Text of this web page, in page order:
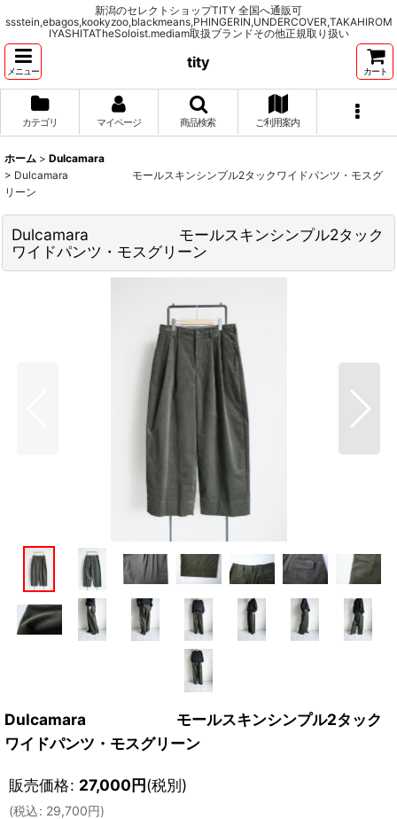
新潟のセレクトショップTITY 全国へ通販可
ssstein,ebagos,kookyzoo,blackmeans,PHINGERIN,UNDERCOVER,TAKAHIROM
IYASHITATheSoloist.mediam取扱ブランドその他正規取り扱い
メニュー
tity
カート
カテゴリ マイページ 商品検索 ご利用案内
ホーム > Dulcamara
> Dulcamara モールスキンシンプル2タックワイドパンツ・モスグ
リーン
Dulcamara モールスキンシンプル2タック
ワイドパンツ・モスグリーン
Dulcamara モールスキンシンプル2タック
ワイドパンツ・モスグリーン
販売価格: 27,000円(税別)
(税込: 29,700円)